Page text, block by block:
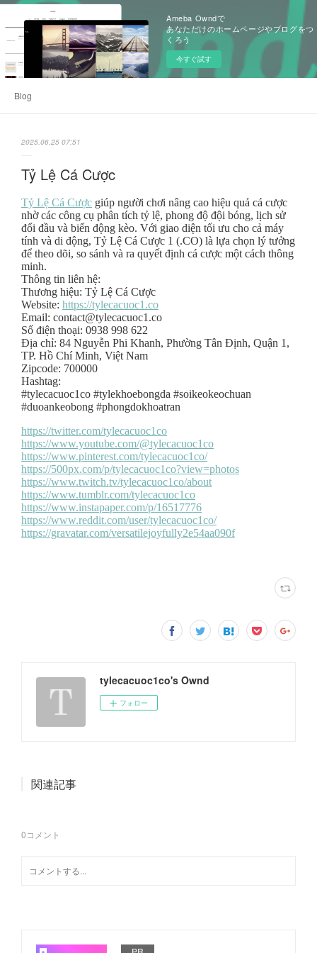
Ameba Owndで
あなただけのホームページやブログをつ
くろう
今すぐ試す
Blog
2025.06.25 07:51
Tỷ Lệ Cá Cược
tylecacuoc1co's Ownd
フォロー
関連記事
0コメント